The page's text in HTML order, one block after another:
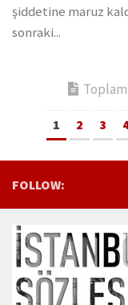
şiddetine maruz
sonraki...
1 2 3
FOLLOW: